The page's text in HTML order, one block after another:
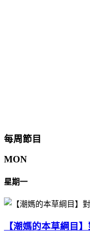
每周節目
MON
星期一
【潮媽的本草綱目